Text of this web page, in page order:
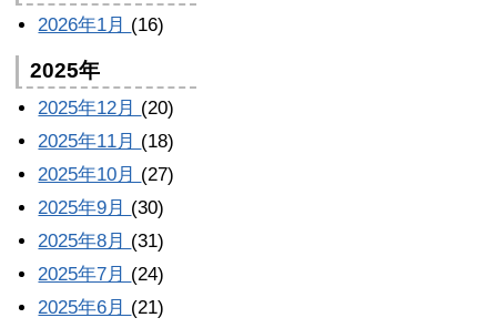
2026年1月 (16)
2025年
2025年12月 (20)
2025年11月 (18)
2025年10月 (27)
2025年9月 (30)
2025年8月 (31)
2025年7月 (24)
2025年6月 (21)